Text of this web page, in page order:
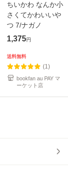
ちいかわ なんか小
さくてかわいいや
つ 7/ナガノ
1,375円
送料無料
(1)
bookfan au PAY マ
ーケット店